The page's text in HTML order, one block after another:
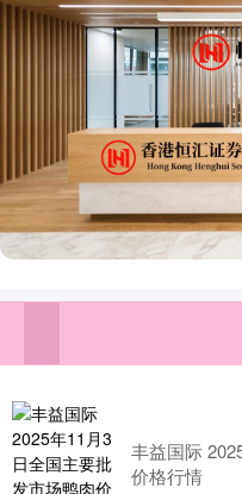
丰益国际
价格行情